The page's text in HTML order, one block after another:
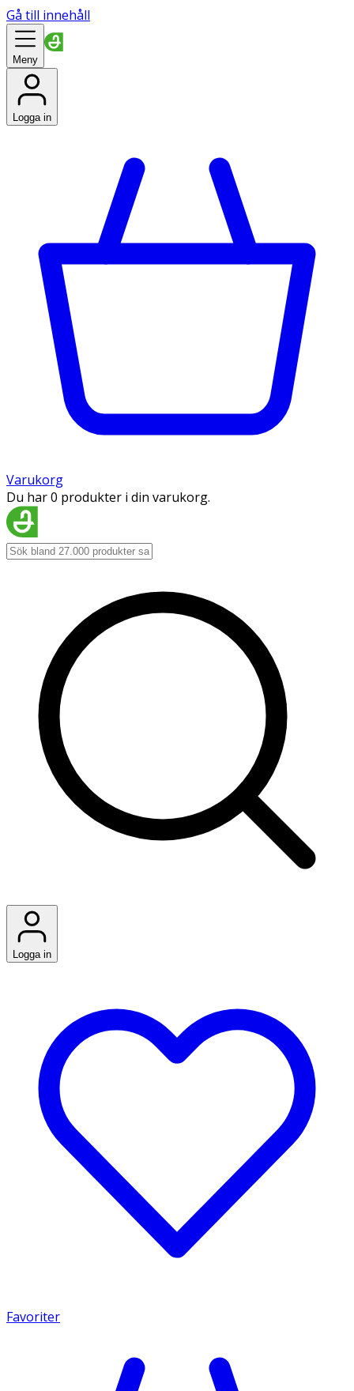
Gå till innehåll
Meny
Logga in
Varukorg
Du har 0 produkter i din varukorg.
Logga in
Favoriter